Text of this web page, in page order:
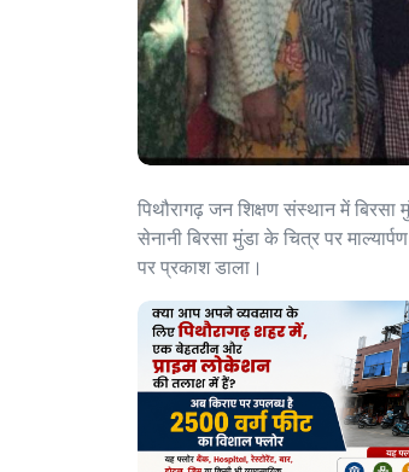
पिथौरागढ़ जन शिक्षण संस्थान में
सेनानी बिरसा मुंडा के चित्र पर
पर प्रकाश डाला।